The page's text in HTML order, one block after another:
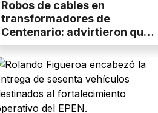
Robos de cables en
transformadores de
Centenario: advirtieron que
los delincuentes ahora
actúan en zonas pobladas